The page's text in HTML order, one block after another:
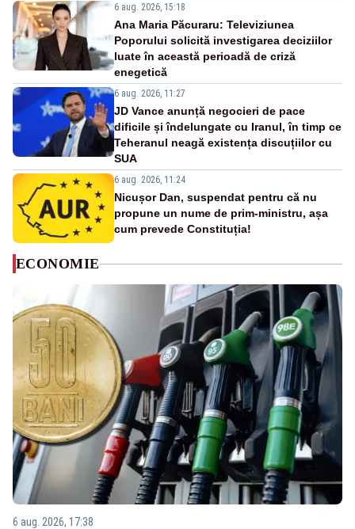
6 aug. 2026, 15:18
Ana Maria Păcuraru: Televiziunea
Poporului solicită investigarea deciziilor
luate în această perioadă de criză
enegetică
6 aug. 2026, 11:27
JD Vance anunță negocieri de pace
dificile și îndelungate cu Iranul, în timp ce
Teheranul neagă existența discuțiilor cu
SUA
6 aug. 2026, 11:24
Nicușor Dan, suspendat pentru că nu
propune un nume de prim-ministru, așa
cum prevede Constituția!
ECONOMIE
6 aug. 2026, 17:38